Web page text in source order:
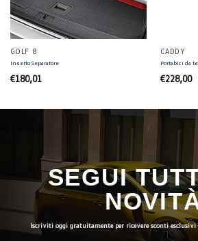
GOLF 8
Inserto Separatore
€180,01
CADDY
Portabici da
€228,00
SEGUI
Iscriviti oggi gratuitamente per ricevere sconti